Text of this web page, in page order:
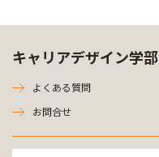
キャリアデザイン学部
よくある質問
お問合せ